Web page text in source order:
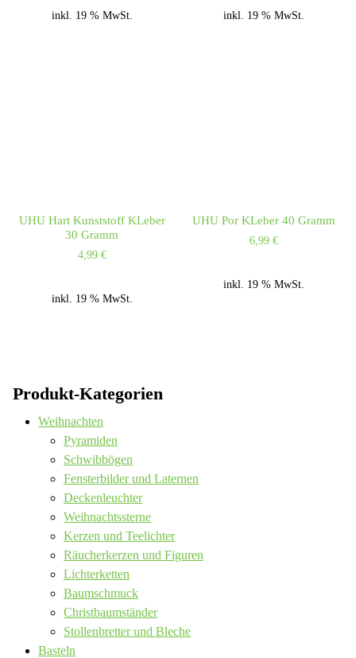
inkl. 19 % MwSt. inkl. 19 % MwSt.
UHU Hart Kunststoff KLeber
30 Gramm
4,99 €
inkl. 19 % MwSt.
UHU Por KLeber 40 Gramm
6,99€
inkl. 19 % MwSt.
Produkt-Kategorien
Weihnachten
Pyramiden
Schwibbögen
Fensterbilder und Laternen
Deckenleuchter
Weihnachtssterne
Kerzen und Teelichter
Räucherkerzen und Figuren
Lichterketten
Baumschmuck
Christbaumständer
Stollenbretter und Bleche
Basteln